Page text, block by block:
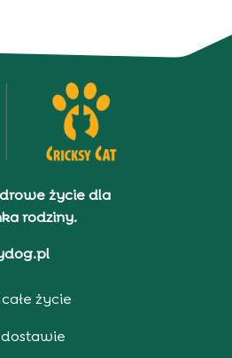
życie dla
rodziny.
życie
dostawie